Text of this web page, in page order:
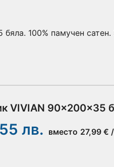
бяла. 100% памучен
VIVIAN 90x200x35
лв. вместо 27,99 €